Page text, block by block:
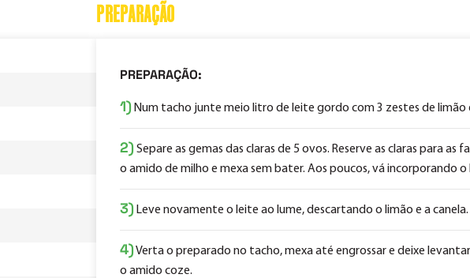
PREPARAÇÃO
PREPARAÇÃO:
1) Num tacho junte meio litro de leite gordo com 3 zestes de limão
2) Separe as gemas das claras de 5 ovos. Reserve as claras para
o amido de milho e mexa sem bater. Aos poucos, vá incorporando
3) Leve novamente o leite ao lume, descartando o limão e a canela.
4)Verta o preparado no tacho, mexa até engrossar e deixe
o amido coze.